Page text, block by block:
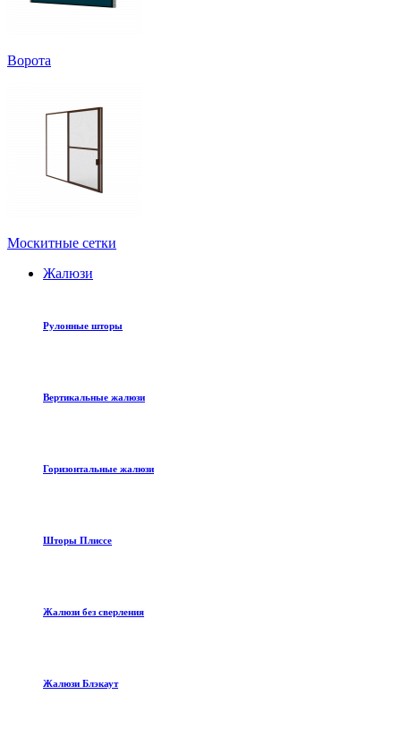
Ворота
Москитные сетки
Жалюзи
Рулонные шторы
Вертикальные жалюзи
Горизонтальные жалюзи
Шторы Плиссе
Жалюзи без сверления
Жалюзи Блэкаут